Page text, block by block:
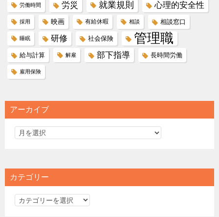
労働時間 労災 就業規則 心理的安全性
採用 映画 有給休暇 相談 相談窓口
睡眠 研修 社会保険 管理職
給与計算 解雇 部下指導 長時間労働
雇用保険
アーカイブ
カテゴリー
カ